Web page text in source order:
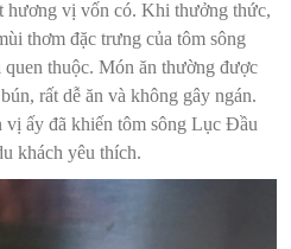
hương vị vốn có. Khi thưởng thức,
thơm đặc trưng của tôm sông
thuộc. Món ăn thường được
rất dễ ăn và không gây ngán.
ấy đã khiến tôm sông Lục Đầu
khách yêu thích.